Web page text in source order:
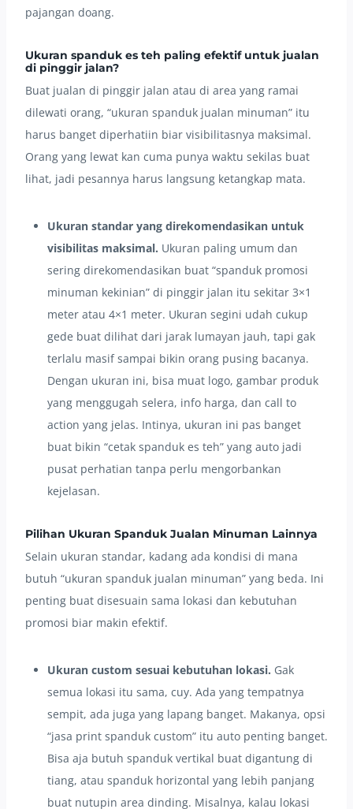
pajangan doang.
Ukuran spanduk es teh paling efektif untuk jualan
di pinggir jalan?
Buat jualan di pinggir jalan atau di area yang ramai
dilewati orang, “ukuran spanduk jualan minuman” itu
harus banget diperhatiin biar visibilitasnya maksimal.
Orang yang lewat kan cuma punya waktu sekilas buat
lihat, jadi pesannya harus langsung ketangkap mata.
Ukuran standar yang direkomendasikan untuk
visibilitas maksimal. Ukuran paling umum dan
sering direkomendasikan buat “spanduk promosi
minuman kekinian” di pinggir jalan itu sekitar 3×1
meter atau 4×1 meter. Ukuran segini udah cukup
gede buat dilihat dari jarak lumayan jauh, tapi gak
terlalu masif sampai bikin orang pusing bacanya.
Dengan ukuran ini, bisa muat logo, gambar produk
yang menggugah selera, info harga, dan call to
action yang jelas. Intinya, ukuran ini pas banget
buat bikin “cetak spanduk es teh” yang auto jadi
pusat perhatian tanpa perlu mengorbankan
kejelasan.
Pilihan Ukuran Spanduk Jualan Minuman Lainnya
Selain ukuran standar, kadang ada kondisi di mana
butuh “ukuran spanduk jualan minuman” yang beda. Ini
penting buat disesuain sama lokasi dan kebutuhan
promosi biar makin efektif.
Ukuran custom sesuai kebutuhan lokasi. Gak
semua lokasi itu sama, cuy. Ada yang tempatnya
sempit, ada juga yang lapang banget. Makanya, opsi
“jasa print spanduk custom” itu auto penting banget.
Bisa aja butuh spanduk vertikal buat digantung di
tiang, atau spanduk horizontal yang lebih panjang
buat nutupin area dinding. Misalnya, kalau lokasi